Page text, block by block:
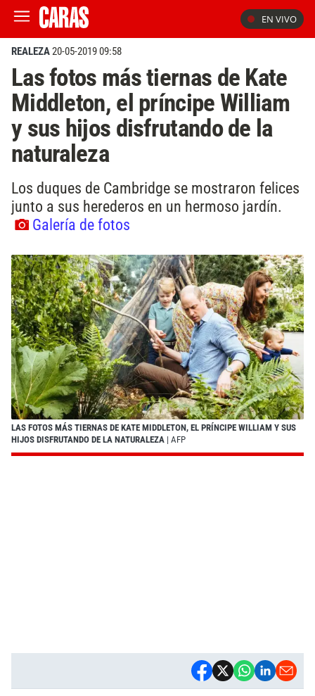
EN VIVO
REALEZA20-05-2019 09:58
Las fotos más tiernas de Kate
Middleton, el príncipe William
y sus hijos disfrutando de la
naturaleza
Los duques de Cambridge se mostraron felices
junto a sus herederos en un hermoso jardín.
Galería de fotos
LAS FOTOS MÁS TIERNAS DE KATE MIDDLETON, EL PRÍNCIPE WILLIAM Y SUS
HIJOS DISFRUTANDO DE LA NATURALEZA | AFP